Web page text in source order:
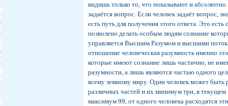
видишь только то, что показывают и абсолютно
задаётся вопрос. Если человек задаёт вопрос,
есть путь для получения этого ответа. Это
позволено делать особым людям сознание
управляется Высшим Разумом и высшими
отношение человеческая разумность именно
которые имеют сознание лишь частично, не
разумности, а лишь являются частью одного
всему земному миру. Один человек может быть
различных частей и их минимум три, в
максимум 99, от одного человека расходятся